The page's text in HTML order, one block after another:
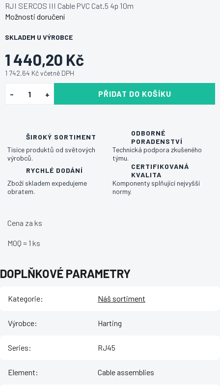
1 440,20 Kč
1 742,64 Kč včetně DPH
SKLADEM U VÝROBCE
Možnosti doručení
PŘIDAT DO KOŠÍKU
RJI SERCOS III Cable PVC Cat.5 4p 10m
ŠIROKÝ SORTIMENT
Tisíce produktů od světových
výrobců.
ODBORNÉ
PORADENSTVÍ
Technická podpora zkušeného
týmu.
RYCHLÉ DODÁNÍ
Zboží skladem expedujeme
obratem.
CERTIFIKOVANÁ
KVALITA
Komponenty splňující nejvyšší
normy.
Cena za ks
MOQ = 1 ks
DOPLŇKOVÉ PARAMETRY
Kategorie: Náš sortiment
Výrobce: Harting
Series: RJ45
Element: Cable assemblies